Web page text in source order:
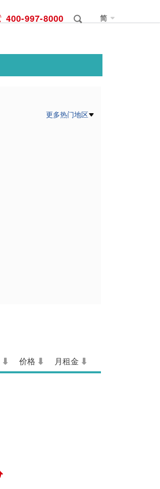
400-997-8000 简
更多热门地区
价格 月租金